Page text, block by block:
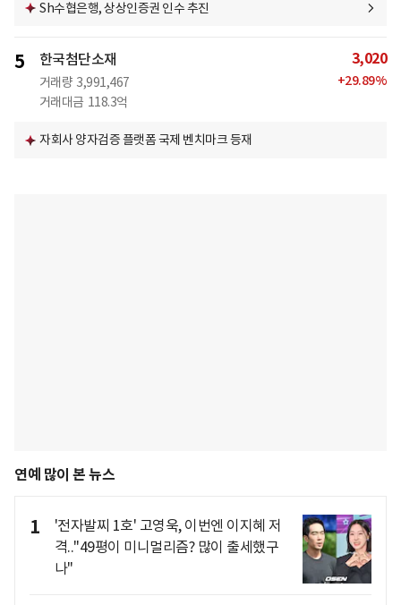
Sh수협은행, 상상인증권 인수 추진
5 한국첨단소재
거래량 3,991,467
거래대금 118.3억
3,020
+29.89%
자회사 양자검증 플랫폼 국제 벤치마크 등재
연예 많이 본 뉴스
1
'전자발찌 1호' 고영욱, 이번엔 이지혜 저
격.."49평이 미니멀리즘? 많이 출세했구
나"